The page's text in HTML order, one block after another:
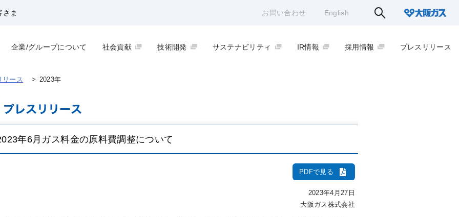
さま お問い合わせ English
企業/グループについて 社会貢献 技術開発 サステナビリティ IR情報 採用情報 プレスリリース
リース > 2023年
年6月ガス料金の原料費調整について
PDFで見る
2023年4月27日
大阪ガス株式会社